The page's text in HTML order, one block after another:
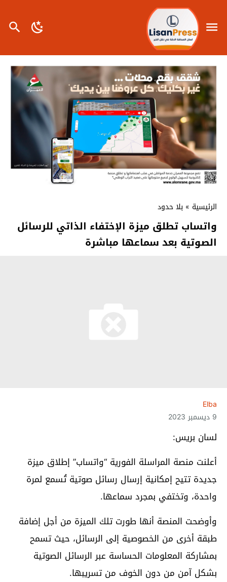
الرئيسية » بلا حدود
واتساب تطلق ميزة الإختفاء الذاتي للرسائل
الصوتية بعد سماعها مباشرة
Elba
9 ديسمبر 2023
لسان بريس:
أعلنت منصة المراسلة الفورية “واتساب” إطلاق ميزة
جديدة تتيح إمكانية إرسال رسائل صوتية تُسمع لمرة
واحدة، وتختفي بمجرد سماعها.
وأوضحت المنصة أنها طورت تلك الميزة من أجل إضافة
طبقة أخرى من الخصوصية إلى الرسائل، حيث تسمح
بمشاركة المعلومات الحساسة عبر الرسائل الصوتية
بشكل آمن من دون الخوف من تسريبها.